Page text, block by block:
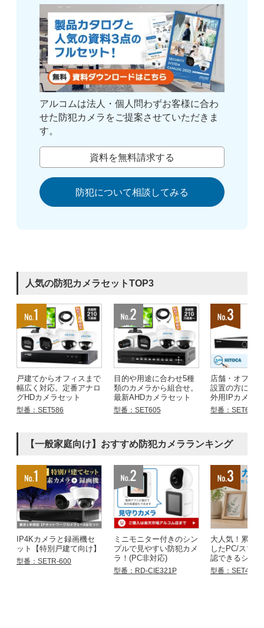
アルコムは法人・個人問わずお客様に合わ
せた防犯カメラをご提案させていただきま
す。
資料を無料請求する
防犯について相談してみる
人気の防犯カメラセットTOP3
戸建てからオフィスまで
幅広く対応。定番アナロ
グHDカメラセット
型番：SET586
目的や用途に合わせ5種
類のカメラから組合せ。
最新AHDカメラセット
型番：SET605
店舗・オフィ
設置の方にお
外用IPカメラ
型番：SET683
【一般家庭向け】おすすめ防犯カメラランキング
IP4Kカメラと録画機セ
ット【特別戸建て向け】
型番：SETR-600
ミニモニター付きのシン
プルで見やすい防犯カメ
ラ！(PC非対応)
型番：RD-CIE321P
大人気！累計
したPC/スマ
認できるシリ
型番：SET4855